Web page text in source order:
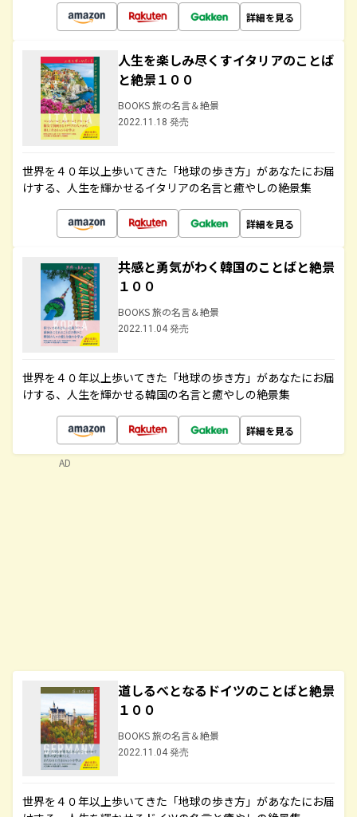
詳細を見る
人生を楽しみ尽くすイタリアのことば
と絶景１００
BOOKS 旅の名言＆絶景
2022.11.18 発売
世界を４０年以上歩いてきた「地球の歩き方」があなたにお届
けする、人生を輝かせるイタリアの名言と癒やしの絶景集
詳細を見る
共感と勇気がわく韓国のことばと絶景
１００
BOOKS 旅の名言＆絶景
2022.11.04 発売
世界を４０年以上歩いてきた「地球の歩き方」があなたにお届
けする、人生を輝かせる韓国の名言と癒やしの絶景集
詳細を見る
道しるべとなるドイツのことばと絶景
１００
BOOKS 旅の名言＆絶景
2022.11.04 発売
世界を４０年以上歩いてきた「地球の歩き方」があなたにお届
AD